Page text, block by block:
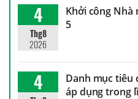
4
Thg8
2026
Khởi công Nhà
5
4
Danh mục tiêu
áp dụng trong